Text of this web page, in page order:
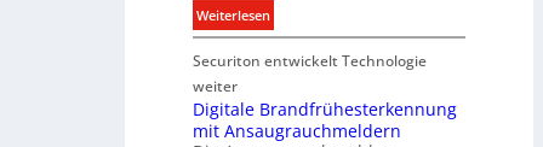
n
i
k
t
e
n
r
y
w
Weiterlesen:
N
e
e
r
Securiton entwickelt Technologie
weiter
Digitale Brandfrühesterkennung
mit Ansaugrauchmeldern